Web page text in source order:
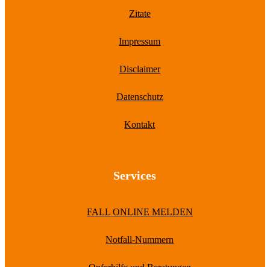
Zitate
Impressum
Disclaimer
Datenschutz
Kontakt
Services
FALL ONLINE MELDEN
Notfall-Nummern